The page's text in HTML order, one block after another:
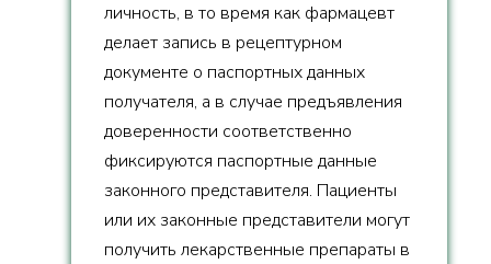
личность, в то время как фармацевт
делает запись в рецептурном
документе о паспортных данных
получателя, а в случае предъявления
доверенности соответственно
фиксируются паспортные данные
законного представителя. Пациенты
или их законные представители могут
получить лекарственные препараты в